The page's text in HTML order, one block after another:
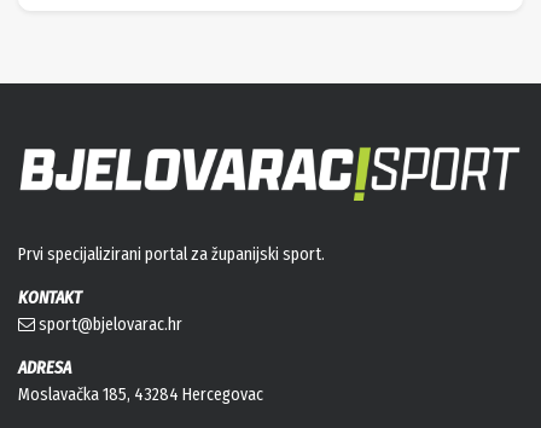
Prvi specijalizirani portal za županijski sport.
KONTAKT
sport@bjelovarac.hr
ADRESA
Moslavačka 185, 43284 Hercegovac